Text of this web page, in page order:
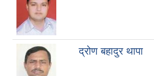
द्रोण बहादुर थापा